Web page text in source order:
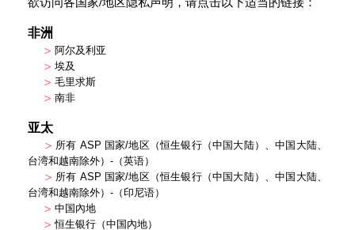
非洲
> 阿尔及利亚
> 埃及
> 毛里求斯
> 南非
亚太
> 所有 ASP 国家/地区（恒生银行（中国大陆）、中国大陆、
台湾和越南除外）-（英语）
> 所有 ASP 国家/地区（恒生银行（中国大陆）、中国大陆、
台湾和越南除外）-（印尼语）
> 中国內地
>恒生银行（中国內地）